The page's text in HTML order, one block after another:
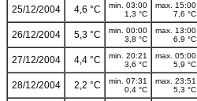
25/12/2004 4,6 °C
min. 03:00
1,3 °C
max. 15:00
7,6 °C
26/12/2004 5,3 °C
min. 00:00
3,8 °C
max. 13:00
6,9 °C
27/12/2004 4,4 °C
min. 20:21
3,6 °C
max. 05:00
5,9 °C
28/12/2004 2,2 °C
min. 07:31
0,4 °C
max. 23:51
5,3 °C